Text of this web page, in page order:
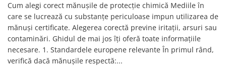
Cutii unelte și organizatoare
Clești și foarfece
Instrumente de masură și marcaj
Unelte de taiat si accesorii
Unelte de vopsit si accesorii
Cum alegi corect mănușile de protecție chimică Mediile în
care se lucrează cu substanțe periculoase impun utilizarea de
mănuși certificate. Alegerea corectă previne iritații, arsuri sau
contaminări. Ghidul de mai jos îți oferă toate informațiile
necesare. 1. Standardele europene relevante În primul rând,
verifică dacă mănușile respectă:...